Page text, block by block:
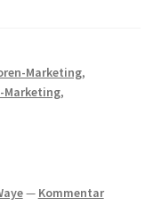
Marketing,
Marketing,
— Kommentar